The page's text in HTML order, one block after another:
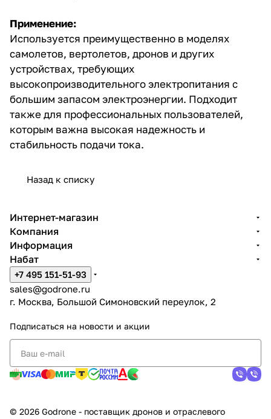
Применение:
Используется преимущественно в моделях
самолетов, вертолетов, дронов и других
устройствах, требующих
высокопроизводительного электропитания с
большим запасом электроэнергии. Подходит
также для профессиональных пользователей,
которым важна высокая надежность и
стабильность подачи тока.
Назад к списку
Интернет-магазин
Компания
Информация
Набат
+7 495 151-51-93
sales@godrone.ru
г. Москва, Большой Симоновский переулок, 2
Подписаться на новости и акции
© 2026 Godrone - поставщик дронов и отраслевого